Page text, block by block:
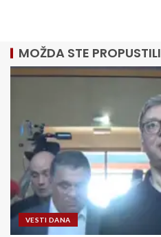
MOŽDA STE PROPUSTILI
VESTI DANA